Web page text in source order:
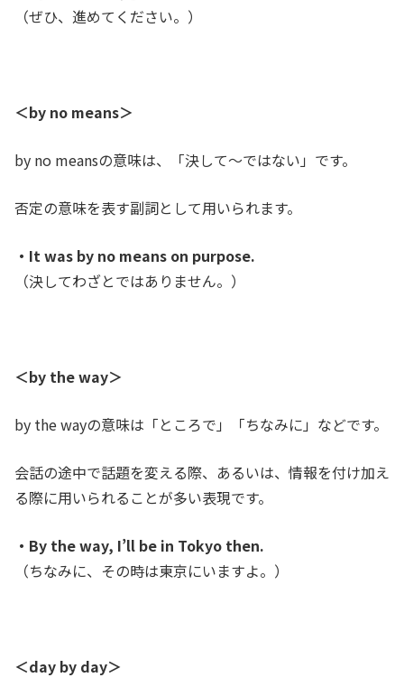
（ぜひ、進めてください。）
＜by no means＞
by no meansの意味は、「決して～ではない」です。
否定の意味を表す副詞として用いられます。
・It was by no means on purpose.
（決してわざとではありません。 ）
＜by the way＞
by the wayの意味は「ところで」「ちなみに」などです。
会話の途中で話題を変える際、あるいは、情報を付け加え
る際に用いられることが多い表現です。
・By the way, I’ll be in Tokyo then.
（ちなみに、その時は東京にいますよ。）
＜day by day＞